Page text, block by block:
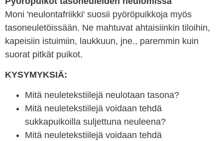
Moni 'neulontafriikki' suosii pyöröpuikkoja myös
tasoneuletöissään. Ne mahtuvat ahtaisiinkin tiloihin,
kapeisiin istuimiin, laukkuun, jne., paremmin kuin
suorat pitkät puikot.
KYSYMYKSIÄ:
Mitä neuletekstiilejä neulotaan tasona?
Mitä neuletekstiilejä voidaan tehdä
sukkapuikoilla suljettuna neuleena?
Mitä neuletekstiilejä voidaan tehdä